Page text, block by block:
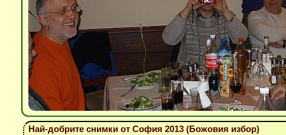
Най-добрите снимки от София 2013 (Божовия избор)